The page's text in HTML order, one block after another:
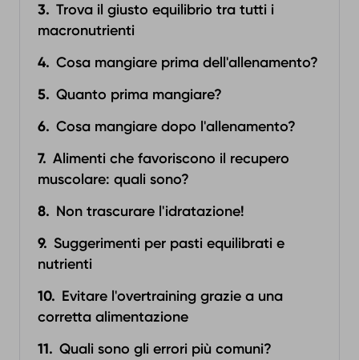
Trova il giusto equilibrio tra tutti i
macronutrienti
Cosa mangiare prima dell'allenamento?
Quanto prima mangiare?
Cosa mangiare dopo l'allenamento?
Alimenti che favoriscono il recupero
muscolare: quali sono?
Non trascurare l'idratazione!
Suggerimenti per pasti equilibrati e
nutrienti
Evitare l'overtraining grazie a una
corretta alimentazione
Quali sono gli errori più comuni?